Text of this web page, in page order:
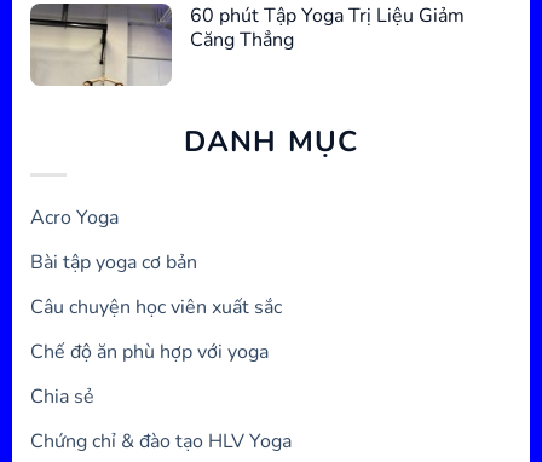
60 phút Tập Yoga Trị Liệu Giảm
Căng Thẳng
DANH MỤC
Acro Yoga
Bài tập yoga cơ bản
Câu chuyện học viên xuất sắc
Chế độ ăn phù hợp với yoga
Chia sẻ
Chứng chỉ & đào tạo HLV Yoga